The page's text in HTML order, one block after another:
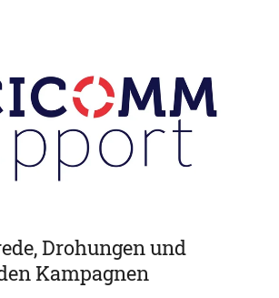
Drohungen und
Kampagnen